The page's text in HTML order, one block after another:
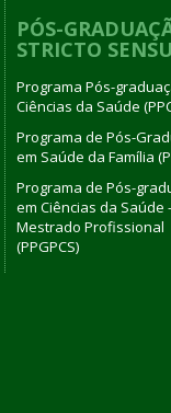
PÓS-
STRICTO SENSU
Programa Pós-
Ciências da Saúde
Programa de Pós-
em Saúde da Família
Programa de Pós-
em Ciências da Saúde -
Mestrado Profissional
(PPGPCS)